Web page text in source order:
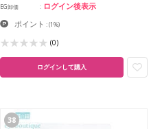
EG卸価 ログイン後表示
ポイント :(1%)
(0)
ログインして購入
38